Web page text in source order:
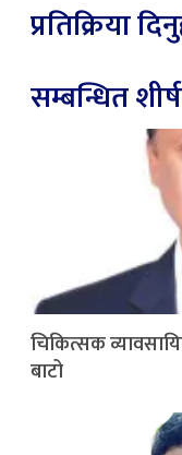
प्रतिक्रिया
सम्बन्धित
चिकित्सक
बाटो